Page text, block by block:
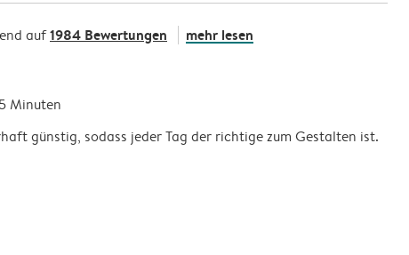
auf1984 Bewertungen mehr lesen
Minuten
günstig, sodass jeder Tag der richtige zum Gestalten ist.